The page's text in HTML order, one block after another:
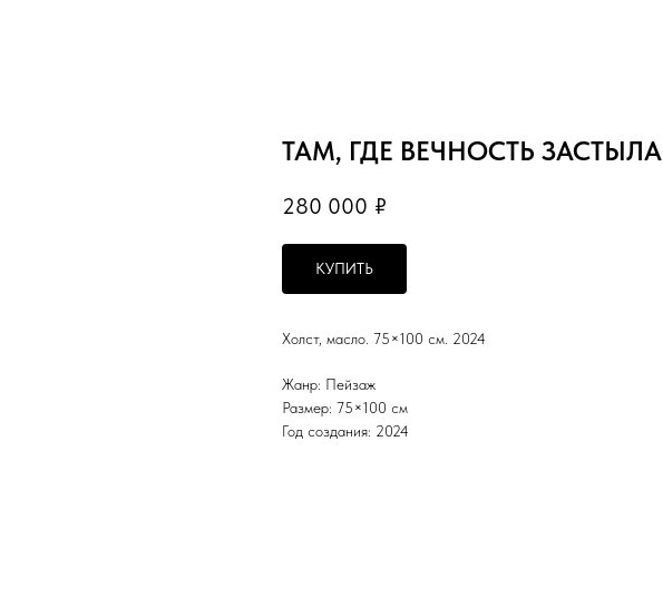
ТАМ, ГДЕ ВЕЧНОСТЬ ЗАСТЫЛА
280 000 ₽
КУПИТЬ
Холст, масло. 75×100 см. 2024
Жанр: Пейзаж
Размер: 75×100 см
Год создания: 2024